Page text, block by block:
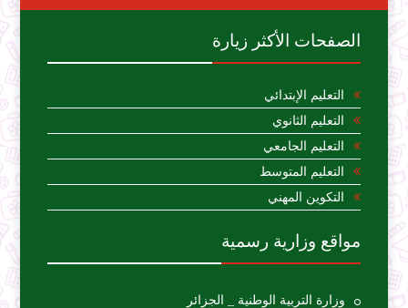
الصفحات الأكثر زيارة
التعليم الإبتدائي
التعليم الثانوي
التعليم الجامعي
التعليم المتوسط
التكوين المهني
مواقع وزارية رسمية
وزارة التربية الوطنية _ الجزائر